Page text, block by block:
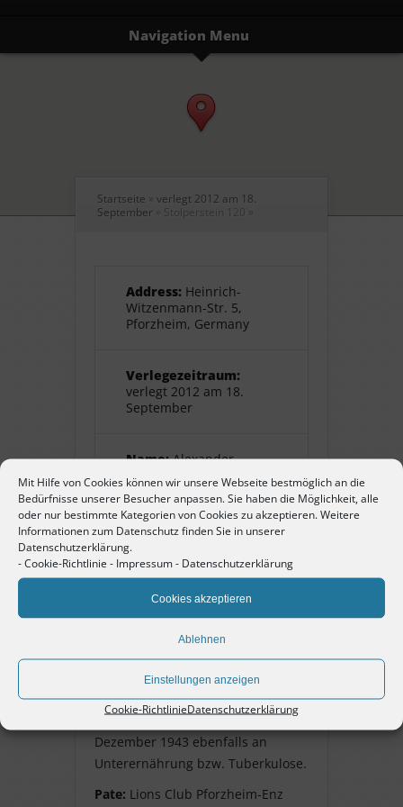
Mit Hilfe von Cookies können wir unsere Webseite bestmöglich an die
Bedürfnisse unserer Besucher anpassen. Sie haben die Möglichkeit, alle
oder nur bestimmte Kategorien von Cookies zu akzeptieren. Weitere
Informationen zum Datenschutz finden Sie in unserer
Datenschutzerklärung.
-Cookie-Richtlinie - Impressum- Datenschutzerklärung
Cookies akzeptieren
Ablehnen
Einstellungen anzeigen
Cookie-RichtlinieDatenschutzerklärung
Navigation Menu
Startseite » verlegt 2012 am 18.
September » Stolperstein 120 »
Address: Heinrich-
Witzenmann-Str. 5,
Pforzheim, Germany
Verlegezeitraum:
verlegt 2012 am 18.
September
Name:Alexander
Sinowjew
Pate:Lions Club
Pforzheim-Enz
Alexander Sinowjew
geb. 5. Januar 1910, der Geburtsort
ist nicht bekannt. Er war ein
Zwangsarbeiter aus der
Sowjetunion. Er starb am 19.
Dezember 1943 ebenfalls an
Unterernährung bzw. Tuberkulose.
Pate: Lions Club Pforzheim-Enz